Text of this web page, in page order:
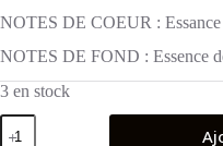
était :
est :
NOTES DE COEUR : Essance
NOTES DE FOND : Essence
3 en stock
quantité
de